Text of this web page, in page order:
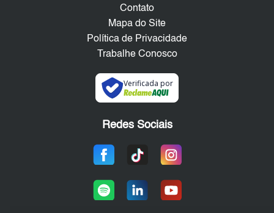
Contato
Mapa do Site
Política de Privacidade
Trabalhe Conosco
Verificada por
Redes Sociais